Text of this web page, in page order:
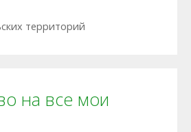
территорий
на все мои